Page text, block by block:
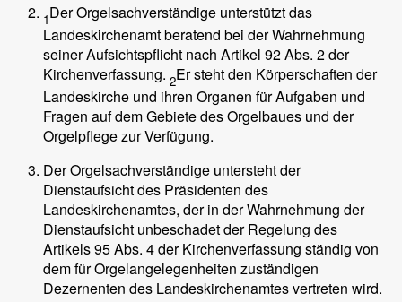
1Der Orgelsachverständige unterstützt das
Landeskirchenamt beratend bei der Wahrnehmung
seiner Aufsichtspflicht nach Artikel 92 Abs. 2 der
Kirchenverfassung. 2Er steht den Körperschaften der
Landeskirche und ihren Organen für Aufgaben und
Fragen auf dem Gebiete des Orgelbaues und der
Orgelpflege zur Verfügung.
Der Orgelsachverständige untersteht der
Dienstaufsicht des Präsidenten des
Landeskirchenamtes, der in der Wahrnehmung der
Dienstaufsicht unbeschadet der Regelung des
Artikels 95 Abs. 4 der Kirchenverfassung ständig von
dem für Orgelangelegenheiten zuständigen
Dezernenten des Landeskirchenamtes vertreten wird.